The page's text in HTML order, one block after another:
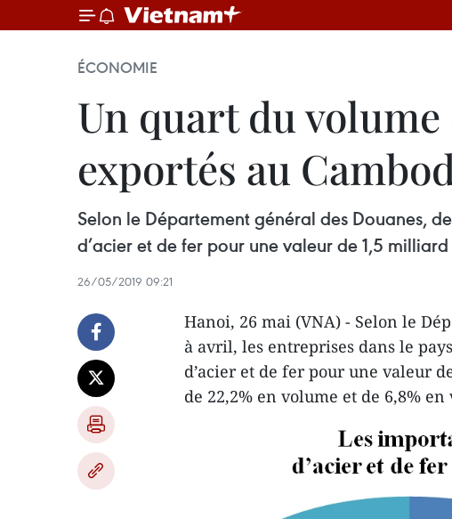
ÉCONOMIE
Un quart du volume
exportés au
Selon le Département général des Douanes,
d’acier et de fer pour une valeur de 1,5
26/05/2019 09:21
Hanoi, 26 mai (VNA) - Selon le
à avril, les entreprises dans le
d’acier et de fer pour une valeur
de 22,2% en volume et de 6,8%